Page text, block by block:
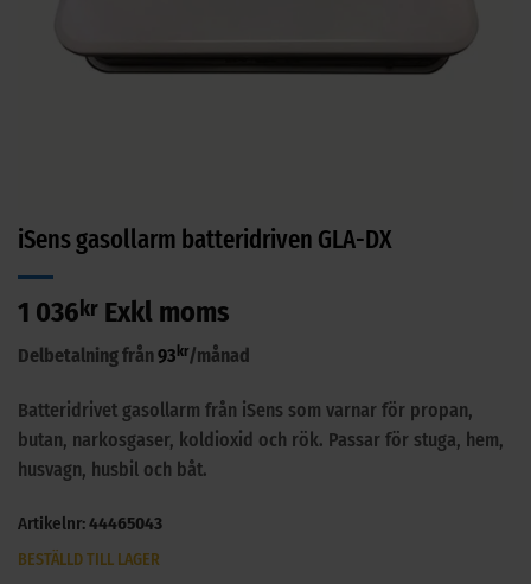
iSens gasollarm batteridriven GLA-DX
1 036 kr Exkl moms
Delbetalning från93 kr/månad
Batteridrivet gasollarm från iSens som varnar för propan,
butan, narkosgaser, koldioxid och rök. Passar för stuga, hem,
husvagn, husbil och båt.
Artikelnr:44465043
BESTÄLLD TILL LAGER